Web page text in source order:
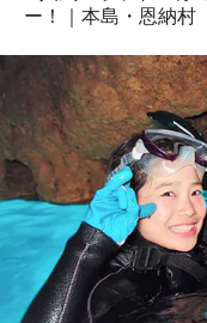
ー！｜本島・恩納村